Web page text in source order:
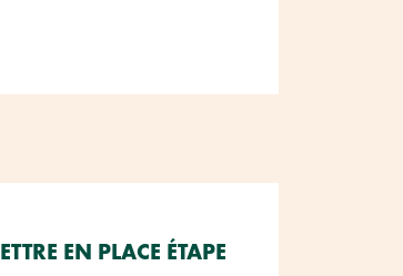
EN PLACE ÉTAPE